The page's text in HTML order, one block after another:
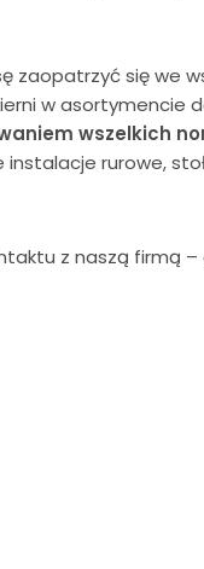
zaopatrzyć się we
w asortymencie
wszelkich
instalacje rurowe,
z naszą firmą –